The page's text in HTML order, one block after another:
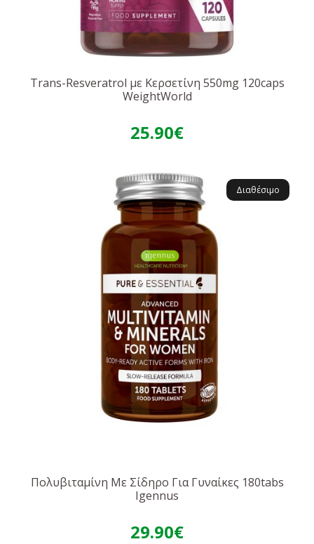
Trans-Resveratrol με Κερσετίνη 550mg 120caps
WeightWorld
25.90€
Διαθέσιμο
Πολυβιταμίνη Με Σίδηρο Για Γυναίκες 180tabs
Igennus
29.90€